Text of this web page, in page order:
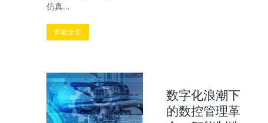
仿真…
查看全文
数字化浪潮下
的数控管理革